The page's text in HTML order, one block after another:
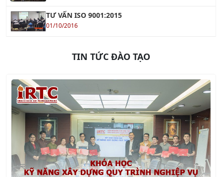
TIN TỨC ĐÀO TẠO
Khóa học Kỹ năng Xây Dựng Quy Trình Nghiệp Vụ chuyên